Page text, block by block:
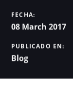
FECHA:
08 March 2017
PUBLICADO EN:
Blog